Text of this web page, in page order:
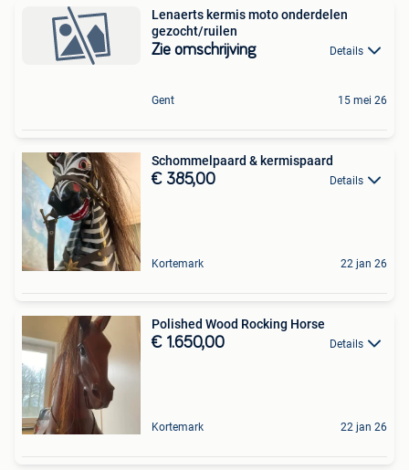
Lenaerts kermis moto onderdelen
gezocht/ruilen
Zie omschrijving Details
Gent 15 mei 26
Schommelpaard & kermispaard
€ 385,00 Details
Kortemark 22 jan 26
Polished Wood Rocking Horse
€ 1.650,00 Details
Kortemark 22 jan 26